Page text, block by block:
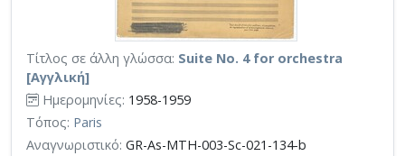
Τίτλος σε άλλη γλώσσα: Suite No. 4 for orchestra
[Αγγλική]
Ημερομηνίες: 1958-1959
Τόπος: Paris
Αναγνωριστικό: GR-As-MTH-003-Sc-021-134-b